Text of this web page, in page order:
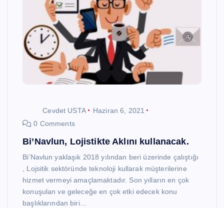
Cevdet USTA
Haziran 6, 2021
0 Comments
Bi’Navlun, Lojistikte Aklını kullanacak.
Bi’Navlun yaklaşık 2018 yılından beri üzerinde çalıştığı
, Lojsitik sektöründe teknoloji kullarak müşterilerine
hizmet vermeyi amaçlamaktadır. Son yılların en çok
konuşulan ve geleceğe en çok etki edecek konu
başlıklarından biri…